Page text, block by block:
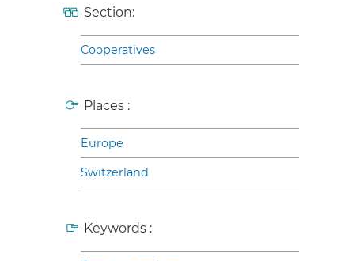
Section:
Cooperatives
Places :
Europe
Switzerland
Keywords :